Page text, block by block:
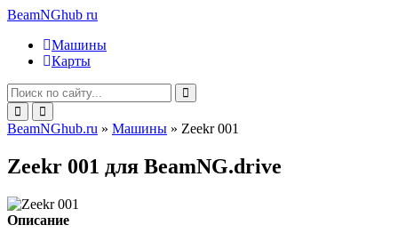
BeamNGhub ru
Машины
Карты
BeamNGhub.ru » Машины » Zeekr 001
Zeekr 001 для BeamNG.drive
Описание